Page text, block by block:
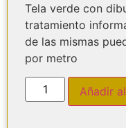
Tela verde con
tratamiento
de las mismas
por metro
Añadir